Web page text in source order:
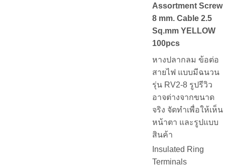
Assortment Screw
8 mm. Cable 2.5
Sq.mm YELLOW
100pcs
หางปลากลม ข้อต่อ
สายไฟ แบบมีฉนวน
รุ่น RV2-8 รูปรีวิว
อาจต่างจากขนาด
จริง จัดทำเพื่อให้เห็น
หน้าตา และรูปแบบ
สินค้า
Insulated Ring
Terminals